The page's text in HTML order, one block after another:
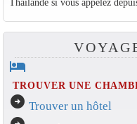
hotel
TROUVER UNE
arrow_circle_right Trouver un hôtel